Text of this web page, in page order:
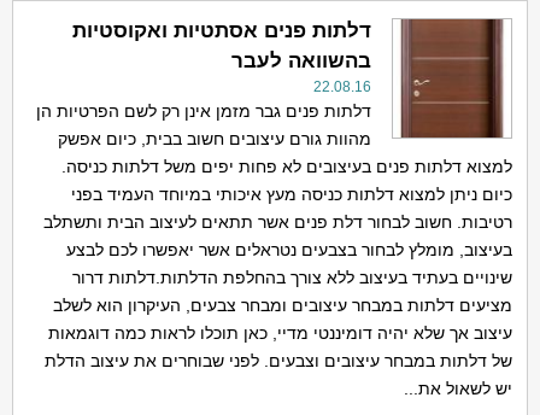
דלתות פנים אסתטיות ואקוסטיות
בהשוואה לעבר
22.08.16
דלתות פנים גבר מזמן אינן רק לשם הפרטיות הן
מהוות גורם עיצובים חשוב בבית, כיום אפשק
למצוא דלתות פנים בעיצובים לא פחות יפים משל דלתות כניסה.
כיום ניתן למצוא דלתות כניסה מעץ איכותי במיוחד העמיד בפני
רטיבות. חשוב לבחור דלת פנים אשר תתאים לעיצוב הבית ותשתלב
בעיצוב, מומלץ לבחור בצבעים נטראלים אשר יאפשרו לכם לבצע
שינויים בעתיד בעיצוב ללא צורך בהחלפת הדלתות.דלתות דרור
מציעים דלתות במבחר עיצובים ומבחר צבעים, העיקרון הוא לשלב
עיצוב אך שלא יהיה דומיננטי מדיי, כאן תוכלו לראות כמה דוגמאות
של דלתות במבחר עיצובים וצבעים. לפני שבוחרים את עיצוב הדלת
יש לשאול את...